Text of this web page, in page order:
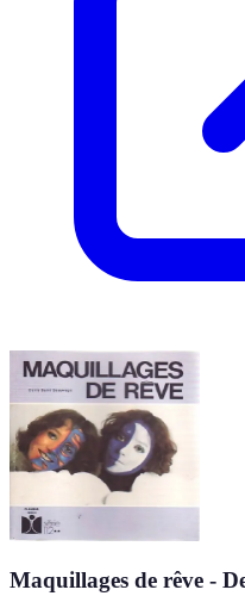
Maquillages de rêve -